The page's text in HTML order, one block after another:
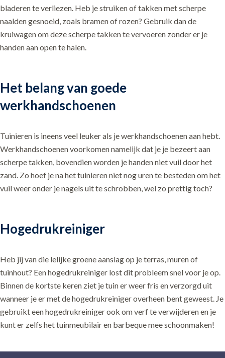
bladeren te verliezen. Heb je struiken of takken met scherpe
naalden gesnoeid, zoals bramen of rozen? Gebruik dan de
kruiwagen om deze scherpe takken te vervoeren zonder er je
handen aan open te halen.
Het belang van goede
werkhandschoenen
Tuinieren is ineens veel leuker als je werkhandschoenen aan hebt.
Werkhandschoenen voorkomen namelijk dat je je bezeert aan
scherpe takken, bovendien worden je handen niet vuil door het
zand. Zo hoef je na het tuinieren niet nog uren te besteden om het
vuil weer onder je nagels uit te schrobben, wel zo prettig toch?
Hogedrukreiniger
Heb jij van die lelijke groene aanslag op je terras, muren of
tuinhout? Een hogedrukreiniger lost dit probleem snel voor je op.
Binnen de kortste keren ziet je tuin er weer fris en verzorgd uit
wanneer je er met de hogedrukreiniger overheen bent geweest. Je
gebruikt een hogedrukreiniger ook om verf te verwijderen en je
kunt er zelfs het tuinmeubilair en barbeque mee schoonmaken!